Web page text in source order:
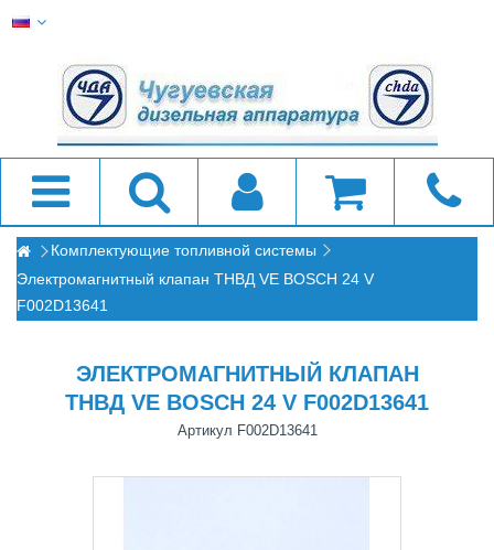
Комплектующие топливной системы
Электромагнитный клапан ТНВД VE BOSCH 24 V
F002D13641
ЭЛЕКТРОМАГНИТНЫЙ КЛАПАН
ТНВД VE BOSCH 24 V F002D13641
Артикул F002D13641